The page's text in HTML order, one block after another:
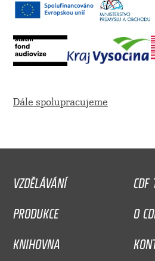
Dále spolupracujeme
VZDĚLÁVÁNÍ
PRODUKCE
O
KNIHOVNA